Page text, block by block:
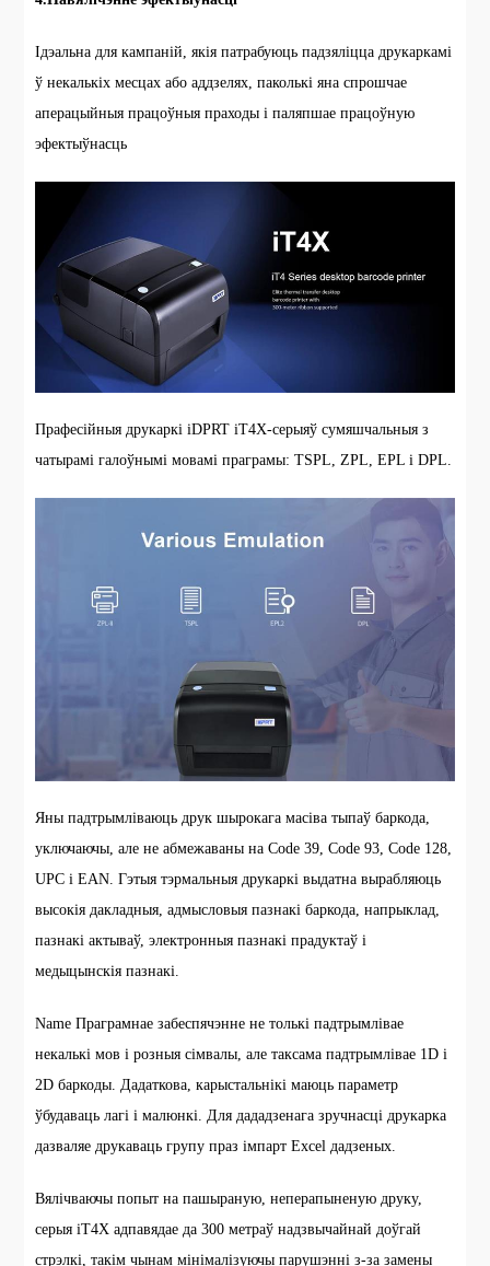
Ідэальна для кампаній, якія патрабуюць падзяліцца друкаркамі
ў некалькіх месцах або аддзелях, паколькі яна спрошчае
аперацыйныя працоўныя праходы і паляпшае працоўную
эфектыўнасць
Прафесійныя друкаркі iDPRT iT4X-серыяў сумяшчальныя з
чатырамі галоўнымі мовамі праграмы: TSPL, ZPL, EPL і DPL.
Яны падтрымліваюць друк шырокага масіва тыпаў баркода,
уключаючы, але не абмежаваны на Code 39, Code 93, Code 128,
UPC і EAN. Гэтыя тэрмальныя друкаркі выдатна вырабляюць
высокія дакладныя, адмысловыя пазнакі баркода, напрыклад,
пазнакі актываў, электронныя пазнакі прадуктаў і
медыцынскія пазнакі.
Name Праграмнае забеспячэнне не толькі падтрымлівае
некалькі мов і розныя сімвалы, але таксама падтрымлівае 1D і
2D баркоды. Дадаткова, карыстальнікі маюць параметр
ўбудаваць лагі і малюнкі. Для дададзенага зручнасці друкарка
дазваляе друкаваць групу праз імпарт Excel дадзеных.
Вялічваючы попыт на пашыраную, неперапыненую друку,
серыя iT4X адпавядае да 300 метраў надзвычайнай доўгай
стрэлкі, такім чынам мінімалізуючы парушэнні з-за замены